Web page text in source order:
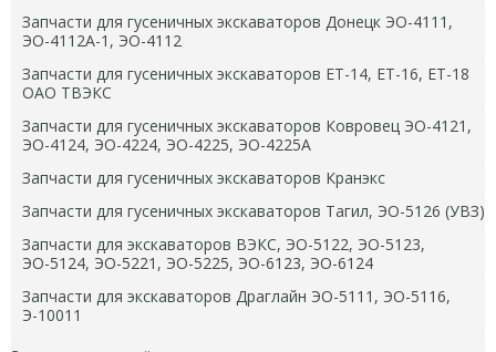
Запчасти для гусеничных экскаваторов Донецк ЭО-4111,
ЭО-4112А-1, ЭО-4112
Запчасти для гусеничных экскаваторов ЕТ-14, ЕТ-16, ЕТ-18
ОАО ТВЭКС
Запчасти для гусеничных экскаваторов Ковровец ЭО-4121,
ЭО-4124, ЭО-4224, ЭО-4225, ЭО-4225А
Запчасти для гусеничных экскаваторов Кранэкс
Запчасти для гусеничных экскаваторов Тагил, ЭО-5126 (УВЗ)
Запчасти для экскаваторов ВЭКС, ЭО-5122, ЭО-5123,
ЭО-5124, ЭО-5221, ЭО-5225, ЭО-6123, ЭО-6124
Запчасти для экскаваторов Драглайн ЭО-5111, ЭО-5116,
Э-10011